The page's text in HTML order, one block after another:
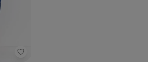
Marguerite - Calça Jeans Azul